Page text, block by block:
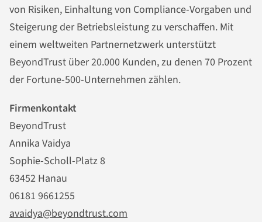
von Risiken, Einhaltung von Compliance-Vorgaben und
Steigerung der Betriebsleistung zu verschaffen. Mit
einem weltweiten Partnernetzwerk unterstützt
BeyondTrust über 20.000 Kunden, zu denen 70 Prozent
der Fortune-500-Unternehmen zählen.
Firmenkontakt
BeyondTrust
Annika Vaidya
Sophie-Scholl-Platz 8
63452 Hanau
06181 9661255
avaidya@beyondtrust.com